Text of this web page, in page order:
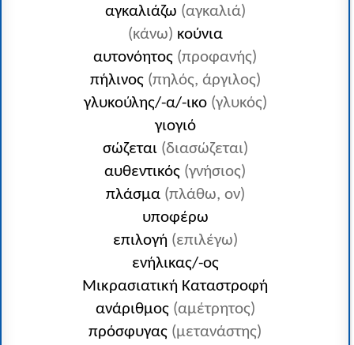
αγκαλιάζω (αγκαλιά)
(κάνω) κούνια
αυτονόητος (προφανής)
πήλινος (πηλός, άργιλος)
γλυκούλης/-α/-ικο (γλυκός)
γιογιό
σώζεται (διασώζεται)
αυθεντικός (γνήσιος)
πλάσμα(πλάθω, ον)
υποφέρω
επιλογή (επιλέγω)
ενήλικας/-ος
Μικρασιατική Καταστροφή
ανάριθμος (αμέτρητος)
πρόσφυγας (μετανάστης)